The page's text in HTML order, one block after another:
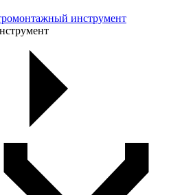
инструмент